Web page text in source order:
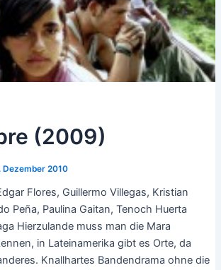
(2009)
Dezember 2010
Flores, Guillermo Villegas, Kristian
Peña, Paulina Gaitan, Tenoch Huerta
Hierzulande muss man die Mara
in Lateinamerika gibt es Orte, da
Knallhartes Bandendrama ohne die